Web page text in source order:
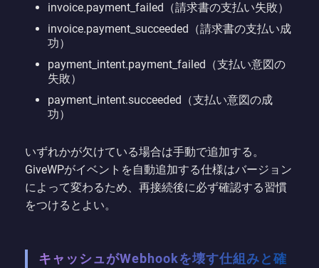
invoice.payment_failed（請求書の支払い失敗）
invoice.payment_succeeded（請求書の支払い成
功）
payment_intent.payment_failed（支払い意図の
失敗）
payment_intent.succeeded（支払い意図の成
功）
いずれかが欠けている場合は手動で追加する。
GiveWPがイベントを自動追加する仕様はバージョン
によって変わるため、再接続後に必ず確認する習慣
をつけるとよい。
キャッシュがWebhookを壊す仕組みと確